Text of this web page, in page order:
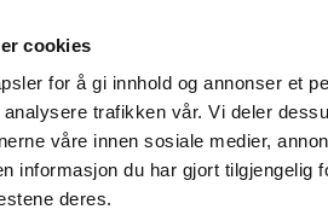
cookies
for å gi innhold og annonser et
trafikken vår. Vi deler
våre innen sosiale medier,
informasjon du har gjort tilgjengelig
deres.
eiere